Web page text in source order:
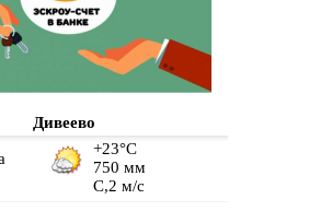
Дивеево